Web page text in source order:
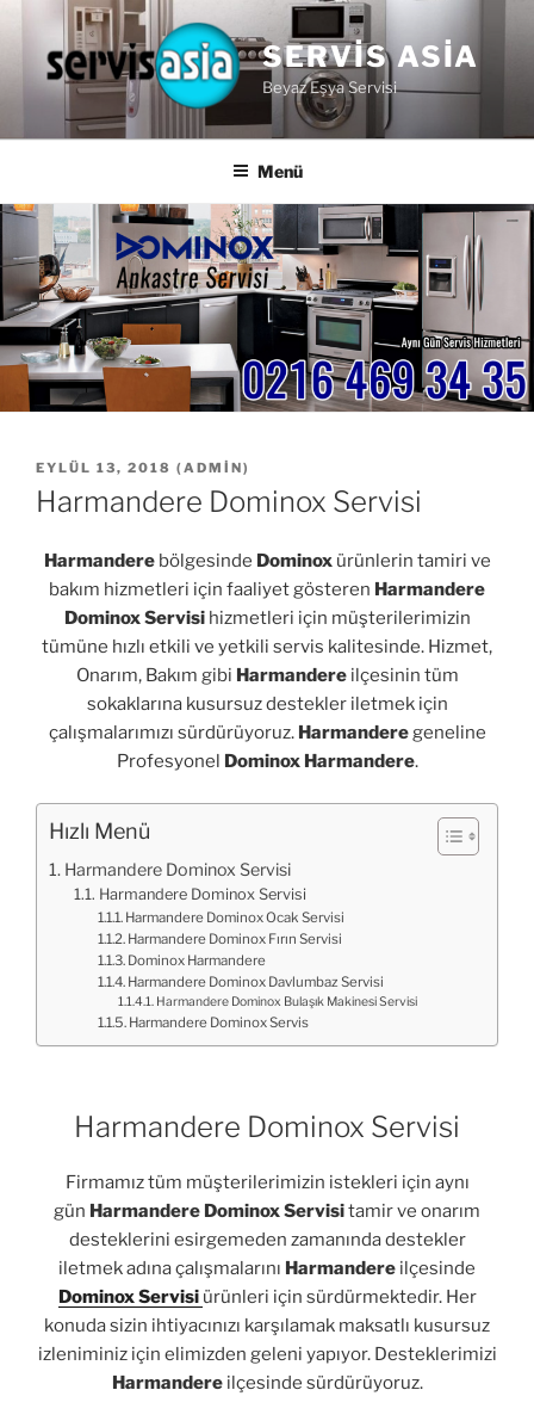
SERVIS ASIA
Beyaz Eşya Servisi
Menü
YAYIM
TARIHI
EYLÜL 13, 2018 ( ADMIN)
Harmandere Dominox Servisi
Harmanderebölgesinde Dominoxürünlerin tamiri ve
bakım hizmetleri için faaliyet gösteren Harmandere
Dominox Servisihizmetleri için müşterilerimizin
tümüne hızlı etkili ve yetkili servis kalitesinde. Hizmet,
Onarım, Bakım gibi Harmandereilçesinin tüm
sokaklarına kusursuz destekler iletmek için
çalışmalarımızı sürdürüyoruz. Harmanderegeneline
Profesyonel Dominox Harmandere.
Hızlı Menü
Harmandere Dominox Servisi
Harmandere Dominox Servisi
Harmandere Dominox Ocak Servisi
Harmandere Dominox Fırın Servisi
Dominox Harmandere
Harmandere Dominox Davlumbaz Servisi
Harmandere Dominox Bulaşık Makinesi Servisi
Harmandere Dominox Servis
Harmandere Dominox Servisi
Firmamız tüm müşterilerimizin istekleri için aynı
gün Harmandere Dominox Servisitamir ve onarım
desteklerini esirgemeden zamanında destekler
iletmek adına çalışmalarını Harmandere ilçesinde
Dominox Servisi ürünleri için sürdürmektedir. Her
konuda sizin ihtiyacınızı karşılamak maksatlı kusursuz
izleniminiz için elimizden geleni yapıyor. Desteklerimizi
Harmandereilçesinde sürdürüyoruz.